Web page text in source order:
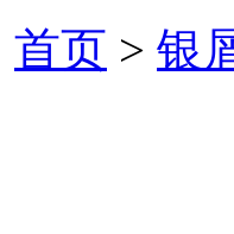
首页 > 银